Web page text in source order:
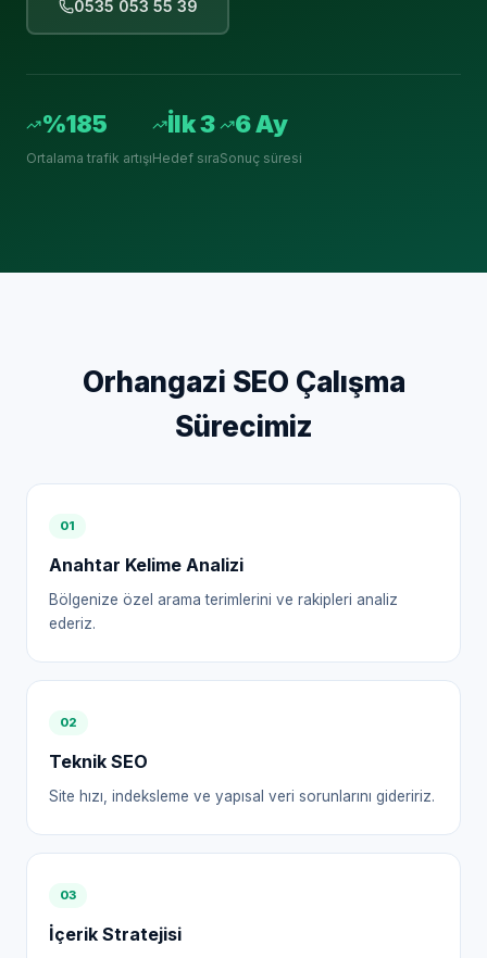
0535 053 55 39
%185
Ortalama trafik artışı
İlk 3
Hedef sıra
6 Ay
Sonuç süresi
Orhangazi SEO Çalışma
Sürecimiz
01
Anahtar Kelime Analizi
Bölgenize özel arama terimlerini ve rakipleri analiz
ederiz.
02
Teknik SEO
Site hızı, indeksleme ve yapısal veri sorunlarını gideririz.
03
İçerik Stratejisi